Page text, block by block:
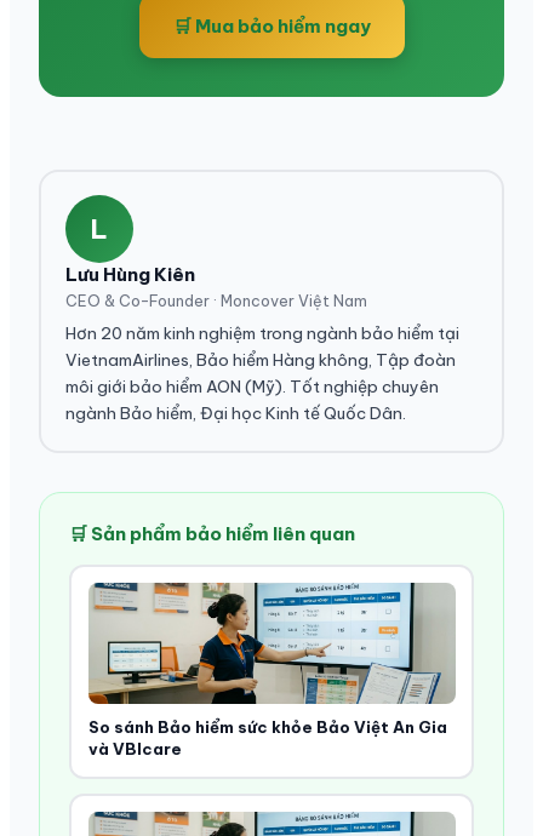
🛒 Mua bảo hiểm ngay
L
Lưu Hùng Kiên
CEO & Co-Founder · Moncover Việt Nam
Hơn 20 năm kinh nghiệm trong ngành bảo hiểm tại
VietnamAirlines, Bảo hiểm Hàng không, Tập đoàn
môi giới bảo hiểm AON (Mỹ). Tốt nghiệp chuyên
ngành Bảo hiểm, Đại học Kinh tế Quốc Dân.
🛒 Sản phẩm bảo hiểm liên quan
So sánh Bảo hiểm sức khỏe Bảo Việt An Gia
và VBIcare